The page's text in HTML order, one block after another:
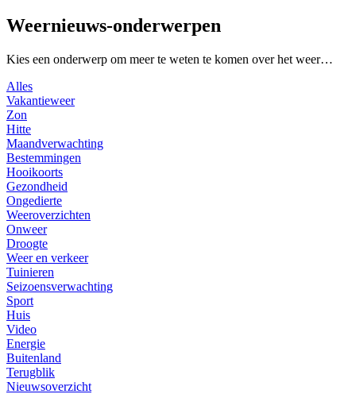
Weernieuws-onderwerpen
Kies een onderwerp om meer te weten te komen over het weer…
Alles
Vakantieweer
Zon
Hitte
Maandverwachting
Bestemmingen
Hooikoorts
Gezondheid
Ongedierte
Weeroverzichten
Onweer
Droogte
Weer en verkeer
Tuinieren
Seizoensverwachting
Sport
Huis
Video
Energie
Buitenland
Terugblik
Nieuwsoverzicht